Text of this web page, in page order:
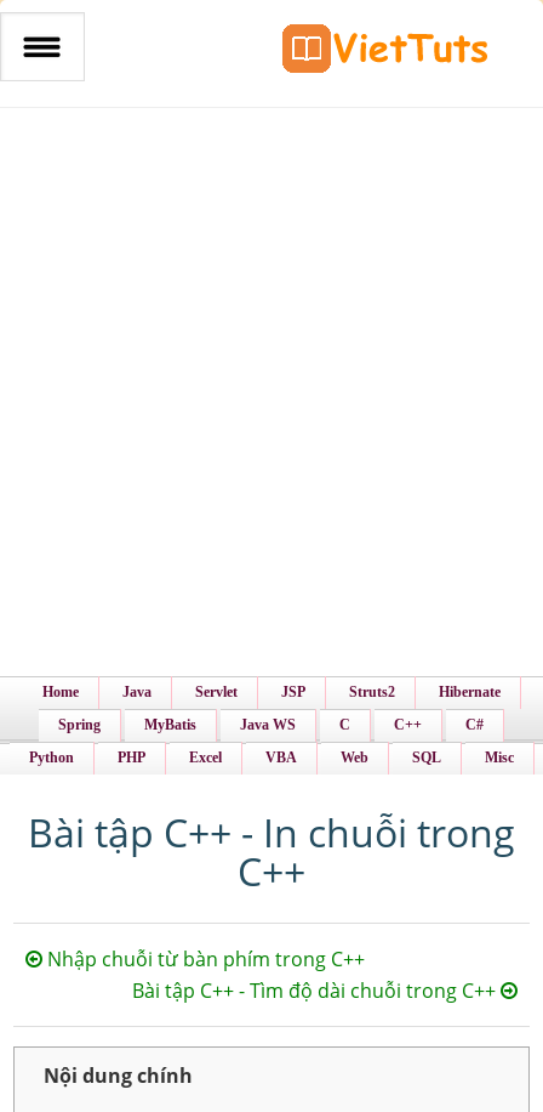
Home Java Servlet JSP Struts2
Hibernate
Spring
MyBatis Java WS C C++
C#
Python
PHP Excel VBA Web SQL Misc
Bài tập C++ - In chuỗi trong
C++
Nhập chuỗi từ bàn phím trong C++
Bài tập C++ - Tìm độ dài chuỗi trong C++
Nội dung chính